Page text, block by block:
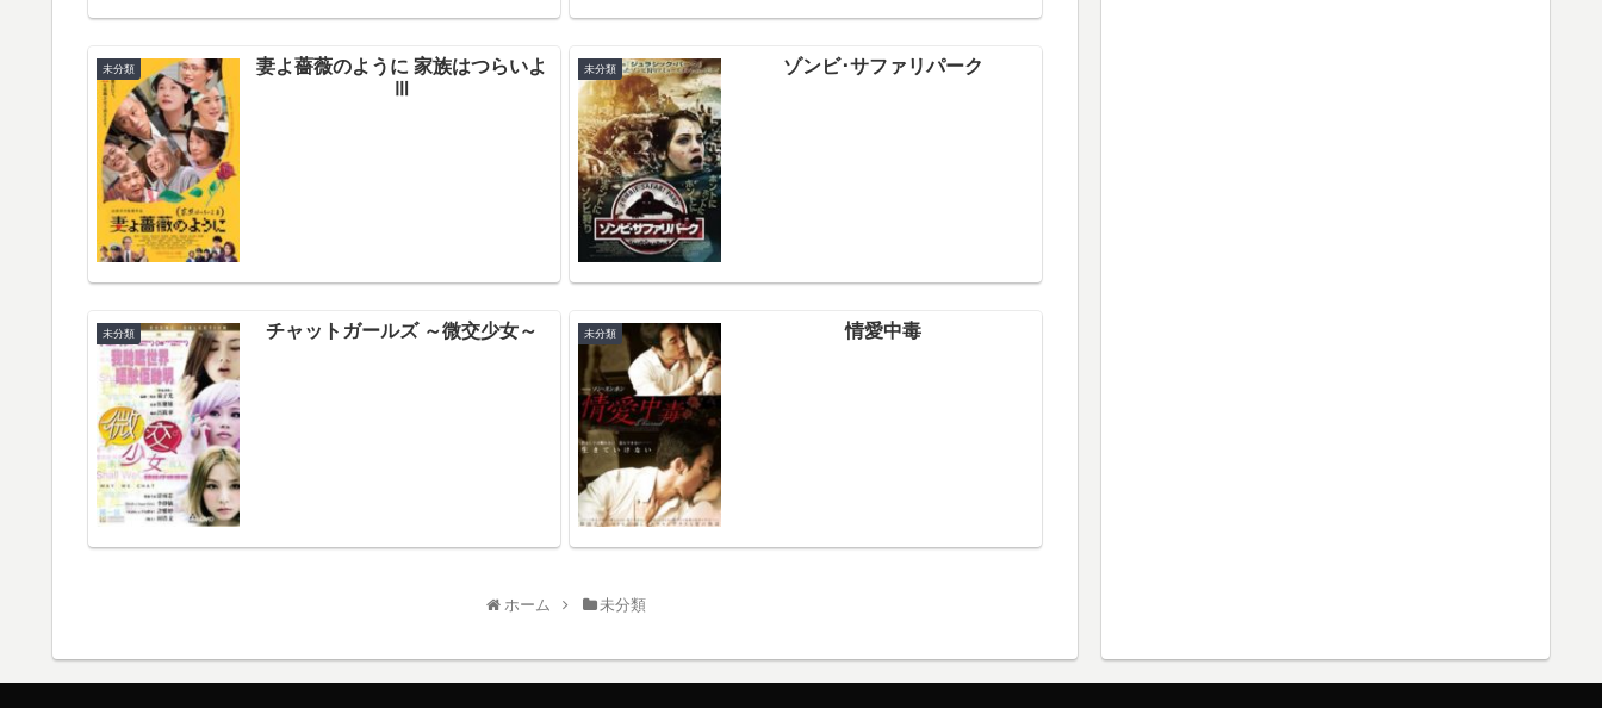
未分類
妻よ薔薇のように 家族はつらいよ
未分類 ゾンビ･サファリパーク
未分類 チャットガールズ ～微交少女～ 未分類 情愛中毒
ホーム 未分類